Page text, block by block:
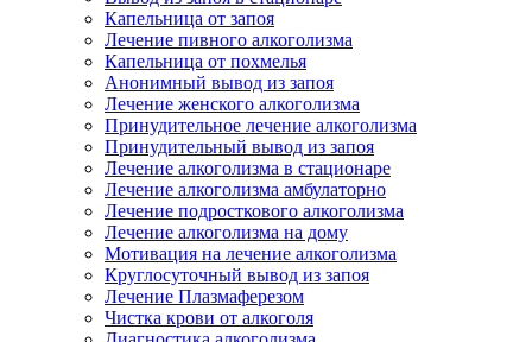
Капельница от запоя
Лечение пивного алкоголизма
Капельница от похмелья
Анонимный вывод из запоя
Лечение женского алкоголизма
Принудительное лечение алкоголизма
Принудительный вывод из запоя
Лечение алкоголизма в стационаре
Лечение алкоголизма амбулаторно
Лечение подросткового алкоголизма
Лечение алкоголизма на дому
Мотивация на лечение алкоголизма
Круглосуточный вывод из запоя
Лечение Плазмаферезом
Чистка крови от алкоголя